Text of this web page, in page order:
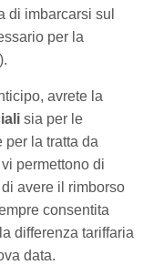
di imbarcarsi sul
per la
avrete la
sia per le
per la tratta da
permettono di
avere il rimborso
consentita
differenza tariffaria
data.